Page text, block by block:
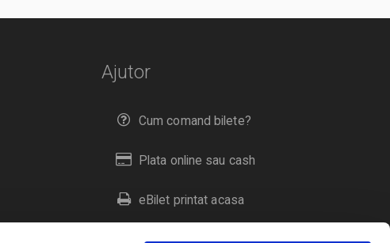
Ajutor
Cum comand bilete?
Plata online sau cash
eBilet printat acasa
Livrare prin curier